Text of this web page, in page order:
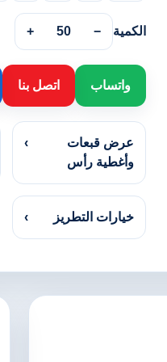
الكمية −
50
+
واتساب اتصل بنا
عرض قبعات
وأغطية رأس
›
خيارات التطريز ›